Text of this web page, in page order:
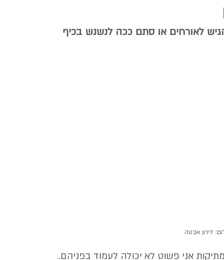
לאורחים או סתם ככה לנשנש בכיף
לירון אבטה
אני פשוט לא יכולה לעמוד בפניהם.